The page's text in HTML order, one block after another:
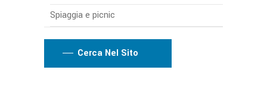
Spiaggia e picnic
Cerca Nel Sito